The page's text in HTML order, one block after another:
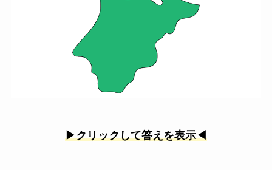
▶︎クリックして答えを表示◀︎